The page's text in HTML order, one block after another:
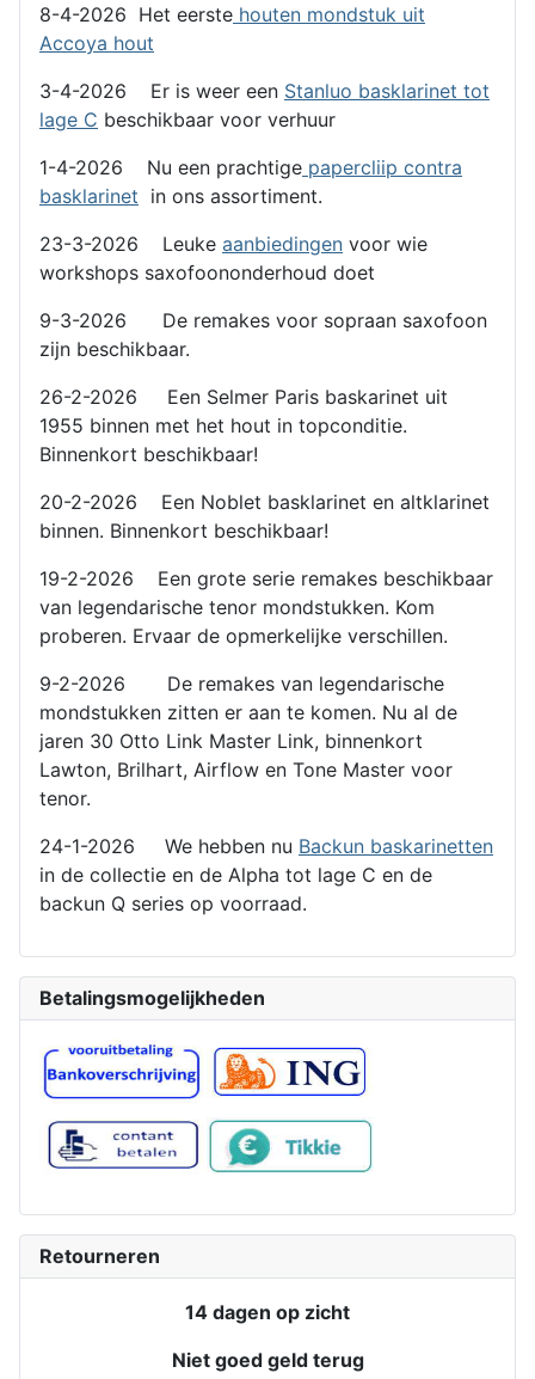
8-4-2026 Het eerste houten mondstuk uit
Accoya hout
3-4-2026 Er is weer een Stanluo basklarinet tot
lage C beschikbaar voor verhuur
1-4-2026 Nu een prachtige papercliip contra
basklarinet in ons assortiment.
23-3-2026 Leuke aanbiedingen voor wie
workshops saxofoononderhoud doet
9-3-2026 De remakes voor sopraan saxofoon
zijn beschikbaar.
26-2-2026 Een Selmer Paris baskarinet uit
1955 binnen met het hout in topconditie.
Binnenkort beschikbaar!
20-2-2026 Een Noblet basklarinet en altklarinet
binnen. Binnenkort beschikbaar!
19-2-2026 Een grote serie remakes beschikbaar
van legendarische tenor mondstukken. Kom
proberen. Ervaar de opmerkelijke verschillen.
9-2-2026 De remakes van legendarische
mondstukken zitten er aan te komen. Nu al de
jaren 30 Otto Link Master Link, binnenkort
Lawton, Brilhart, Airflow en Tone Master voor
tenor.
24-1-2026 We hebben nu Backun baskarinetten
in de collectie en de Alpha tot lage C en de
backun Q series op voorraad.
Betalingsmogelijkheden
Retourneren
14 dagen op zicht
Niet goed geld terug